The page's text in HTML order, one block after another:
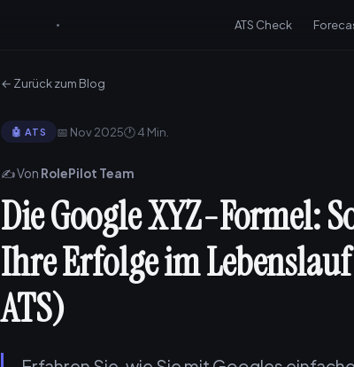
ATS Check
← Zurück zum Blog
🤖 ATS 📅 Nov 2025🕐 4 Min.
✍️ Von RolePilot Team
Die Google XYZ-Formel:
Ihre Erfolge im
ATS)